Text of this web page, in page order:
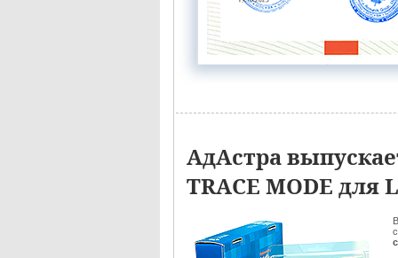
АдАстра
TRACE MODE для